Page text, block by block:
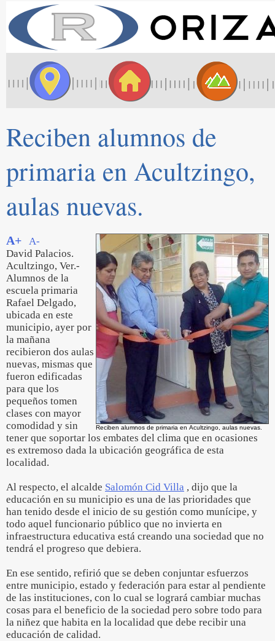
Reciben alumnos de
primaria en Acultzingo,
aulas nuevas.
Reciben alumnos de primaria en Acultzingo, aulas nuevas.
A+
A-
David Palacios.
Acultzingo, Ver.-
Alumnos de la
escuela primaria
Rafael Delgado,
ubicada en este
municipio, ayer por
la mañana
recibieron dos aulas
nuevas, mismas que
fueron edificadas
para que los
pequeños tomen
clases con mayor
comodidad y sin
tener que soportar los embates del clima que en ocasiones
es extremoso dada la ubicación geográfica de esta
localidad.
Al respecto, el alcalde Salomón Cid Villa , dijo que la
educación en su municipio es una de las prioridades que
han tenido desde el inicio de su gestión como munícipe, y
todo aquel funcionario público que no invierta en
infraestructura educativa está creando una sociedad que no
tendrá el progreso que debiera.
En ese sentido, refirió que se deben conjuntar esfuerzos
entre municipio, estado y federación para estar al pendiente
de las instituciones, con lo cual se logrará cambiar muchas
cosas para el beneficio de la sociedad pero sobre todo para
la niñez que habita en la localidad que debe recibir una
educación de calidad.